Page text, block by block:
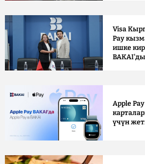
Visa
Pay
ишке
Apple
үчүн